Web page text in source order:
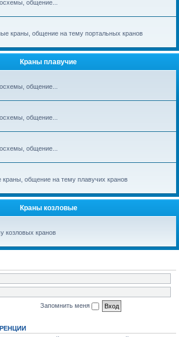
общение...
краны, общение на тему портальных кранов
Краны плавучие
общение...
общение...
общение...
краны, общение на тему плавучих кранов
Краны козловые
козловых кранов
Запомнить меня